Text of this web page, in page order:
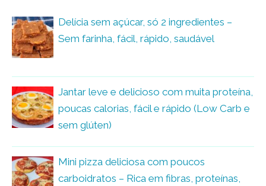
Delícia sem açúcar, só 2 ingredientes –
Sem farinha, fácil, rápido, saudável
Jantar leve e delicioso com muita proteína,
poucas calorias, fácil e rápido (Low Carb e
sem glúten)
Mini pizza deliciosa com poucos
carboidratos – Rica em fibras, proteínas,